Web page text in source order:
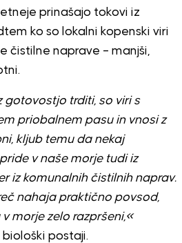
prinašajo tokovi iz
ko so lokalni kopenski viri
čistilne naprave – manjši,
gotovostjo trditi, so viri s
priobalnem pasu in vnosi z
kljub temu da nekaj
v naše morje tudi iz
iz komunalnih čistilnih naprav.
nahaja praktično povsod,
morje zelo razpršeni,«
biološki postaji.